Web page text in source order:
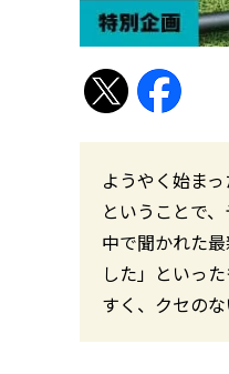
ようやく始ま
ということで
中で聞かれた
した」といっ
すく、クセの